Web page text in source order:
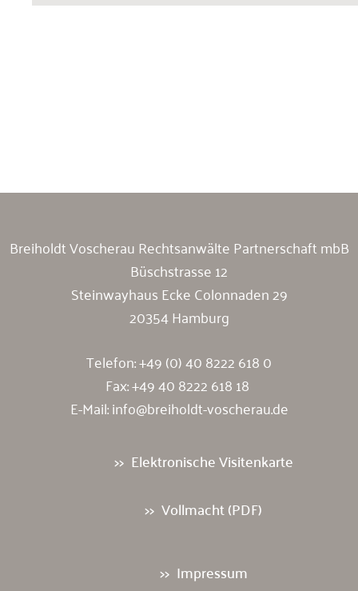
Breiholdt Voscherau Rechtsanwälte Partnerschaft mbB
Büschstrasse 12
Steinwayhaus Ecke Colonnaden 29
20354 Hamburg
Telefon:+49 (0) 40 8222 618 0
Fax: +49 40 8222 618 18
E-Mail:info@breiholdt-voscherau.de
Elektronische Visitenkarte
Vollmacht (PDF)
Impressum